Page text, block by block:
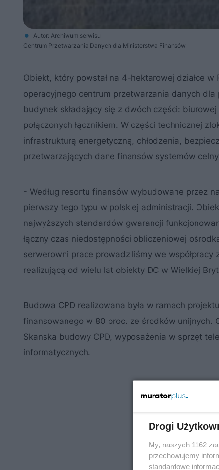
Autor: Archiwum serwisu
Centrum Przetwarzania Danych dla Ministerstwa Finansów
Obiekt, który powstał na 4-hektarowej działce
operacyjnego centrum przetwarzania danych
budynek składający się z dwóch części:
połączonych łącznikiem. W części technicznej
infrastrukturą energetyczną, chłodzenia,
przetwarzających dane finansów systemów
- Według resortu finansów wybudowane przez
pierwszy tego typu w polskiej administracji.
najwyższych standardów gwarancji
łączny czas niedostępności obliczeniowej
serwerowni prace prowadziliśmy we współpracy
realizującą od wielu lat obiekty DC w Wielkiej
Budowa CPD realizowana była w ramach
finansowanego w 80 proc. ze środków unijnych.
Skanska budowy CPD, wyposażenia w sprzęt
informatycznych.
Drogi
My, naszych 1162
przechowujemy
standardowe